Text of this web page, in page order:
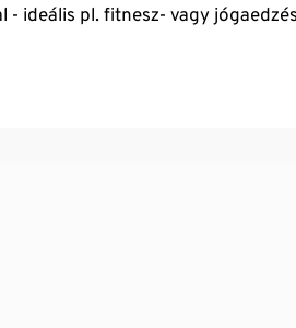
- ideális pl. fitnesz- vagy